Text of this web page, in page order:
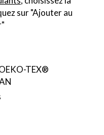
sur "Ajouter au
TEX®